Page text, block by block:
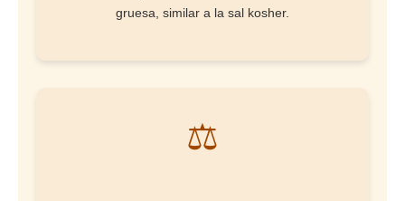
gruesa, similar a la sal kosher.
⚖